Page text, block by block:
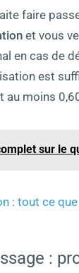
faire
et vous
en cas de
est
au moins
sur le
: tout ce
: